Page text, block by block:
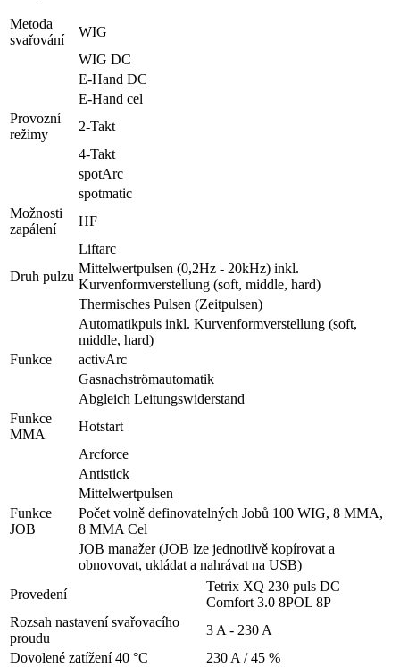
Metoda
svařování
WIG
WIG DC
E-Hand DC
E-Hand cel
Provozní
režimy
2-Takt
4-Takt
spotArc
spotmatic
Možnosti
zapálení
HF
Liftarc
Druh pulzu
Mittelwertpulsen (0,2Hz - 20kHz) inkl.
Kurvenformverstellung (soft, middle, hard)
Thermisches Pulsen (Zeitpulsen)
Automatikpuls inkl. Kurvenformverstellung (soft,
middle, hard)
Funkce
activArc
Gasnachströmautomatik
Abgleich Leitungswiderstand
Funkce
MMA
Hotstart
Arcforce
Antistick
Mittelwertpulsen
Funkce
JOB
Počet volně definovatelných Jobů 100 WIG, 8 MMA,
8 MMA Cel
JOB manažer (JOB lze jednotlivě kopírovat a
obnovovat, ukládat a nahrávat na USB)
Provedení
Tetrix XQ 230 puls DC
Comfort 3.0 8POL 8P
Rozsah nastavení svařovacího
proudu
3 A - 230 A
Dovolené zatížení 40 °C
230 A / 45 %